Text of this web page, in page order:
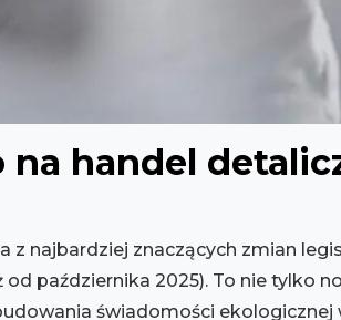
handel
z najbardziej znaczących zmian
października 2025). To nie tylko
świadomości